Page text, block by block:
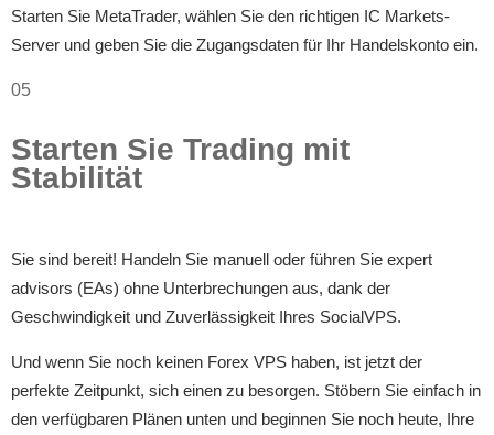
Starten Sie MetaTrader, wählen Sie den richtigen IC Markets-
Server und geben Sie die Zugangsdaten für Ihr Handelskonto ein.
05
Starten Sie Trading mit
Stabilität
Sie sind bereit! Handeln Sie manuell oder führen Sie expert
advisors (EAs) ohne Unterbrechungen aus, dank der
Geschwindigkeit und Zuverlässigkeit Ihres SocialVPS.
Und wenn Sie noch keinen Forex VPS haben, ist jetzt der
perfekte Zeitpunkt, sich einen zu besorgen. Stöbern Sie einfach in
den verfügbaren Plänen unten und beginnen Sie noch heute, Ihre